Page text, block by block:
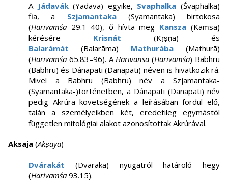
A Jádavák(Yādava) egyike, Svaphalka (Śvaphalka)
fia, a Szjamantaka(Syamantaka) birtokosa
(Harivaṃśa 29.1–40), ő hívta meg Kansza (Kaṃsa)
kérésére Krisnát (Kṛṣṇa) és
Balarámát (Balarāma) Mathurába (Mathurā)
(Harivaṃśa 65.83–96). AHarivansa (Harivaṃśa) Babhru
(Babhru) és Dánapati (Dānapati) néven is hivatkozik rá.
Mivel a Babhru (Babhru) név a Szjamantaka-
(Syamantaka-)történetben, a Dánapati (Dānapati) név
pedig Akrúra követségének a leírásában fordul elő,
talán a személyeikben két, eredetileg egymástól
független mitológiai alakot azonosítottak Akrúrával.
Aksaja (Akṣaya)
Dvárakát (Dvārakā) nyugatról határoló hegy
(Harivaṃśa 93.15).